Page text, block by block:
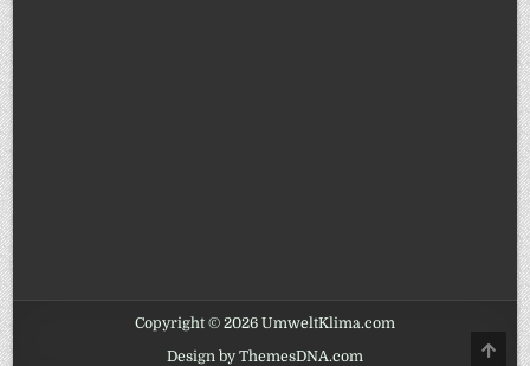
Copyright © 2026 UmweltKlima.com
Design by ThemesDNA.com